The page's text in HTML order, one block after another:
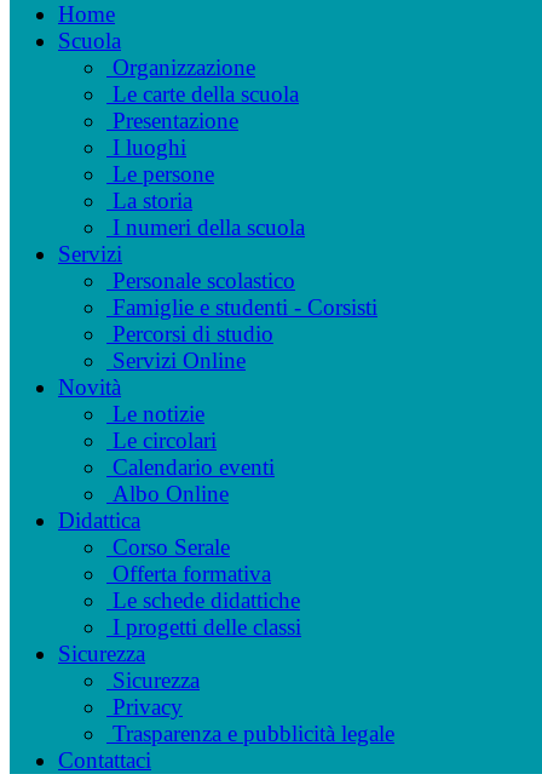
Home
Scuola
Organizzazione
Le carte della scuola
Presentazione
I luoghi
Le persone
La storia
I numeri della scuola
Servizi
Personale scolastico
Famiglie e studenti - Corsisti
Percorsi di studio
Servizi Online
Novità
Le notizie
Le circolari
Calendario eventi
Albo Online
Didattica
Corso Serale
Offerta formativa
Le schede didattiche
I progetti delle classi
Sicurezza
Sicurezza
Privacy
Trasparenza e pubblicità legale
Contattaci